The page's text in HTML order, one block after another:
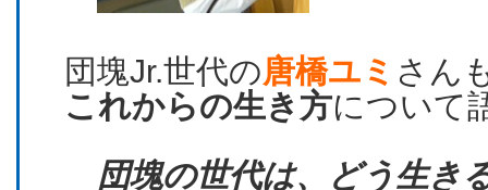
団塊Jr.世代の唐橋ユミ さん
これからの生き方について
団塊の世代は、どう生き